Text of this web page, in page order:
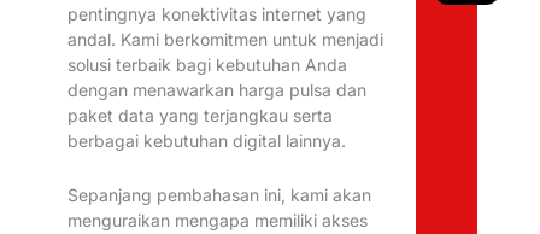
pentingnya konektivitas internet yang
andal. Kami berkomitmen untuk menjadi
solusi terbaik bagi kebutuhan Anda
dengan menawarkan harga pulsa dan
paket data yang terjangkau serta
berbagai kebutuhan digital lainnya.
Sepanjang pembahasan ini, kami akan
menguraikan mengapa memiliki akses